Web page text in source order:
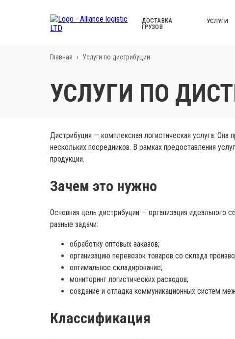
ДОСТАВКА
ГРУЗОВ
УСЛУГИ
Главная › Услуги по дистрибуции
УСЛУГИ ПО
Дистрибуция — комплексная логистическая услуга. Она
нескольких посредников. В рамках предоставления
продукции.
Зачем это нужно
Основная цель дистрибуции — организация идеального
разные задачи:
обработку оптовых заказов;
организацию перевозок товаров со склада
оптимальное складирование;
мониторинг логистических расходов;
создание и отладка коммуникационных систем
Классификация